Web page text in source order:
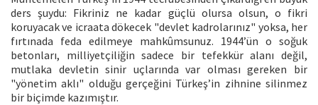
ders şuydu: Fikriniz ne kadar güçlü olursa olsun, o fikri
koruyacak ve icraata dökecek "devlet kadrolarınız" yoksa, her
fırtınada feda edilmeye mahkûmsunuz. 1944’ün o soğuk
betonları, milliyetçiliğin sadece bir tefekkür alanı değil,
mutlaka devletin sinir uçlarında var olması gereken bir
"yönetim aklı" olduğu gerçeğini Türkeş’in zihnine silinmez
bir biçimde kazımıştır.